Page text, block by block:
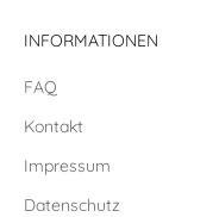
INFORMATIONEN
FAQ
Kontakt
Impressum
Datenschutz